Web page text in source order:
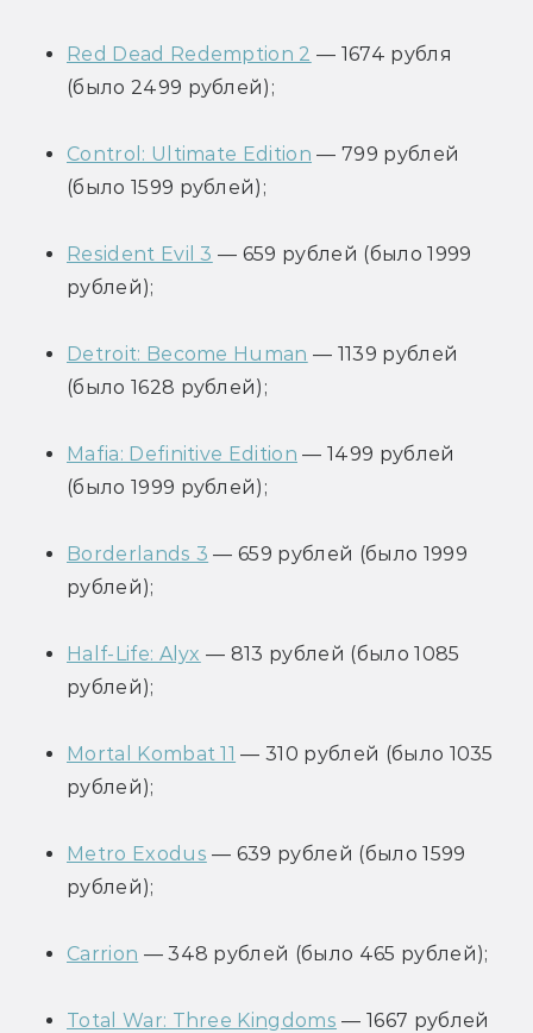
Red Dead Redemption 2 — 1674 рубля
(было 2499 рублей);
Control: Ultimate Edition — 799 рублей
(было 1599 рублей);
Resident Evil 3 — 659 рублей (было 1999
рублей);
Detroit: Become Human — 1139 рублей
(было 1628 рублей);
Mafia: Definitive Edition — 1499 рублей
(было 1999 рублей);
Borderlands 3 — 659 рублей (было 1999
рублей);
Half-Life: Alyx — 813 рублей (было 1085
рублей);
Mortal Kombat 11 — 310 рублей (было 1035
рублей);
Metro Exodus — 639 рублей (было 1599
рублей);
Carrion — 348 рублей (было 465 рублей);
Total War: Three Kingdoms — 1667 рублей